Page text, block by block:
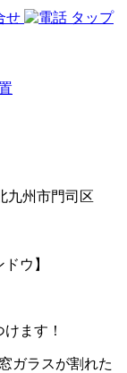
せ
タップ
九州市門司区
ウ】
ます！
ガラスが割れた